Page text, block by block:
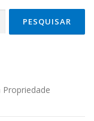
Propriedade